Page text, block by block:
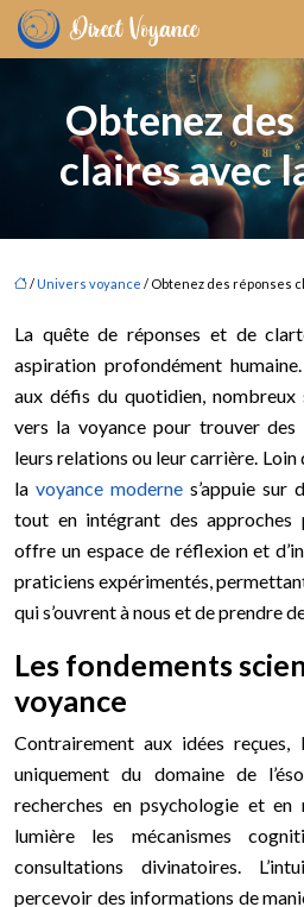
Obtenez
claires avec
/ Univers voyance / Obtenez des réponses
La quête de réponses et de
aspiration profondément
aux défis du quotidien,
vers la voyance pour trouver des
leurs relations ou leur carrière. Loin
la voyance moderne s’appuie sur
tout en intégrant des approches
offre un espace de réflexion et
praticiens expérimentés,
qui s’ouvrent à nous et de prendre
Les fondements
voyance
Contrairement aux idées
uniquement du domaine de
recherches en psychologie et en
lumière les mécanismes
consultations divinatoires.
percevoir des informations de